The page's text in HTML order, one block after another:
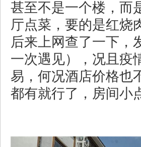
甚至不是一个楼，而
厅点菜，要的是红烧
后来上网查了一下，
一次遇见），况且疫
易，何况酒店价格也
都有就行了，房间小